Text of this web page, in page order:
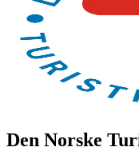
Den Norske